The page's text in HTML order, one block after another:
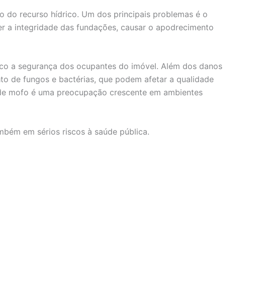
do recurso hídrico. Um dos principais problemas é o
integridade das fundações, causar o apodrecimento
a segurança dos ocupantes do imóvel. Além dos danos
de fungos e bactérias, que podem afetar a qualidade
mofo é uma preocupação crescente em ambientes
em sérios riscos à saúde pública.